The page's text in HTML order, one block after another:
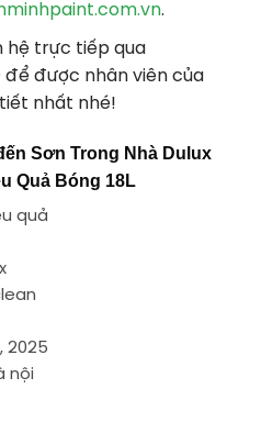
.
hệ trực tiếp qua
để được nhân viên của
nhất nhé!
Sơn Trong Nhà Dulux
Quả Bóng 18L
quả
2025
nội